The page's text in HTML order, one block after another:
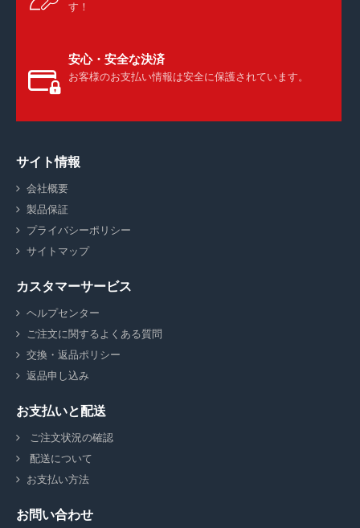
す！
安心・安全な決済
お客様のお支払い情報は安全に保護されています。
サイト情報
会社概要
製品保証
プライバシーポリシー
サイトマップ
カスタマーサービス
ヘルプセンター
ご注文に関するよくある質問
交換・返品ポリシー
返品申し込み
お支払いと配送
ご注文状況の確認
配送について
お支払い方法
お問い合わせ